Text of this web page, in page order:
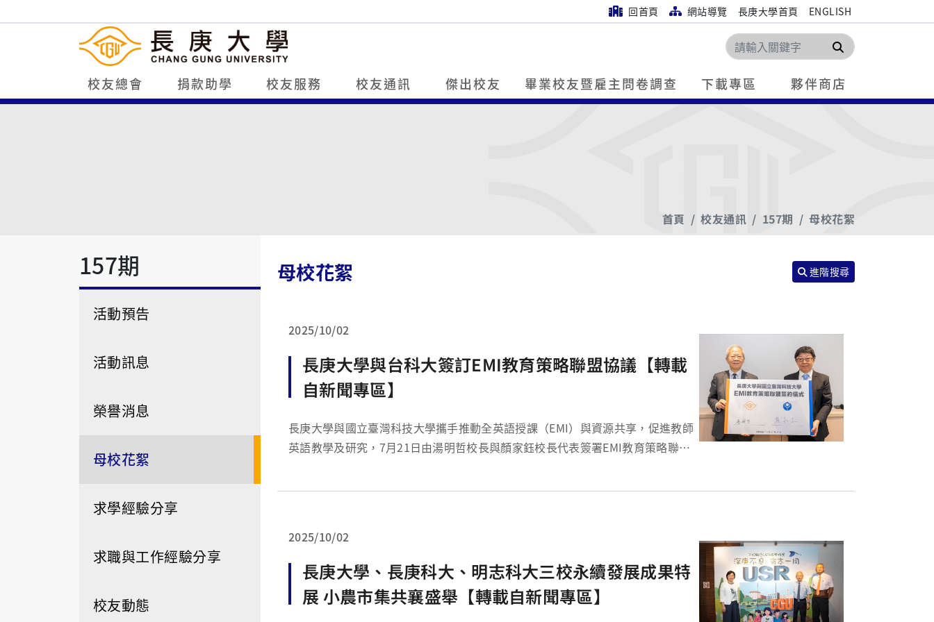
回首頁 網站導覽 長庚大學首頁 ENGLISH
搜尋
校友總會 捐款助學 校友服務 校友通訊 傑出校友 畢業校友暨雇主問卷調查 下載專區 夥伴商店
首頁 校友通訊 157期 母校花絮
157期
活動預告
活動訊息
榮譽消息
母校花絮
求學經驗分享
求職與工作經驗分享
校友動態
母校花絮 進階搜尋
2025/10/02
長庚大學與台科大簽訂EMI教育策略聯盟協議【轉載
自新聞專區】
長庚大學與國立臺灣科技大學攜手推動全英語授課（EMI）與資源共享，促進教師
英語教學及研究，7月21日由湯明哲校長與顏家鈺校長代表簽署EMI教育策略聯盟
2025/10/02
長庚大學、長庚科大、明志科大三校永續發展成果特
展 小農市集共襄盛舉【轉載自新聞專區】